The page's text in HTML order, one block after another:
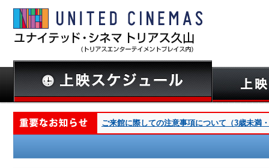
ご来館に際しての注意事項について（3歳未満